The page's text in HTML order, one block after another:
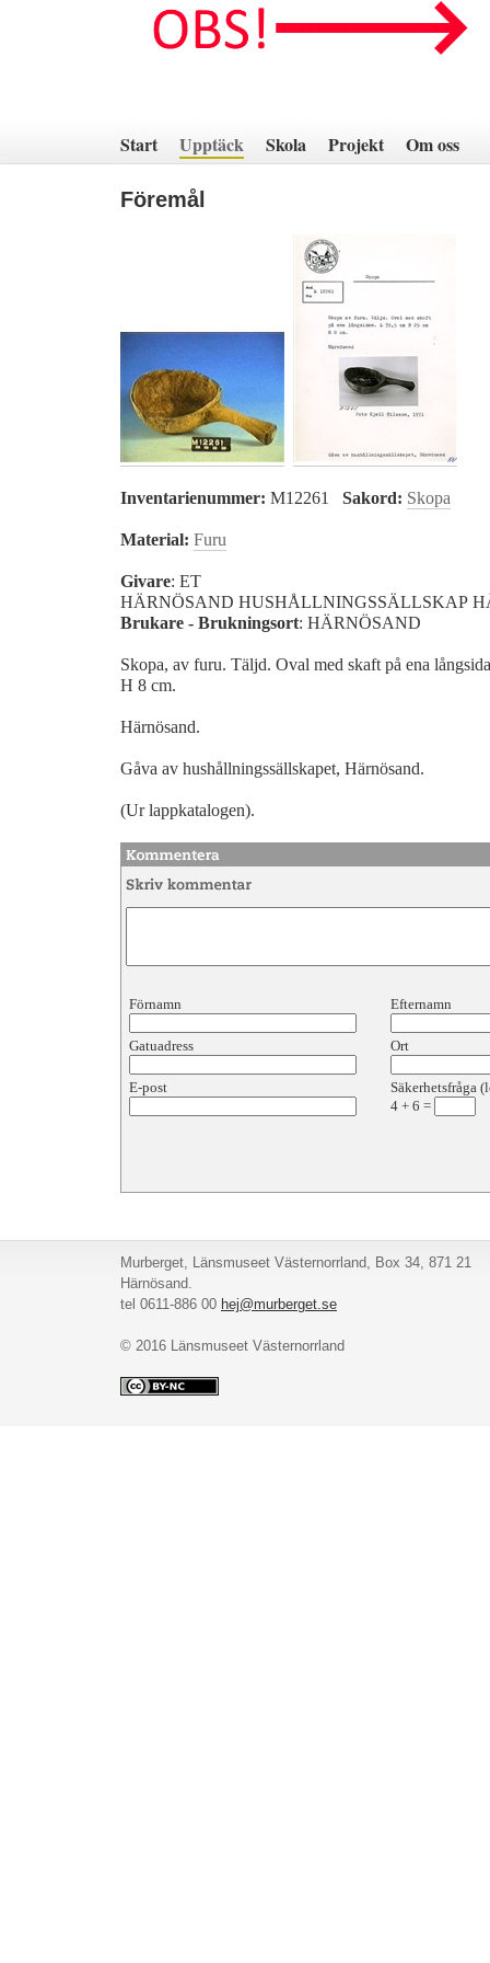
innehåll
Start Upptäck Skola Projekt Om oss
Föremål
Inventarienummer: M12261 Sakord: Skopa
Material: Furu
Givare: ET
HÄRNÖSAND HUSHÅLLNINGSSÄLLSKAP
Brukare - Brukningsort: HÄRNÖSAND
Skopa, av furu. Täljd. Oval med skaft på ena
H 8 cm.
Härnösand.
Gåva av hushållningssällskapet, Härnösand.
(Ur lappkatalogen).
Förnamn Efternamn
Gatuadress Ort
E-post
Säkerhetsfråga
4 + 6 =
Murberget, Länsmuseet Västernorrland, Box 34, 871 21
Härnösand.
tel 0611-886 00 hej@murberget.se
© 2016 Länsmuseet Västernorrland